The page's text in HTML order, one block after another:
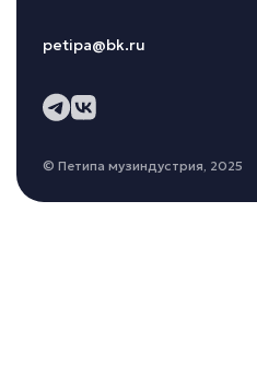
petipa@bk.ru
© Петипа музиндустрия, 2025